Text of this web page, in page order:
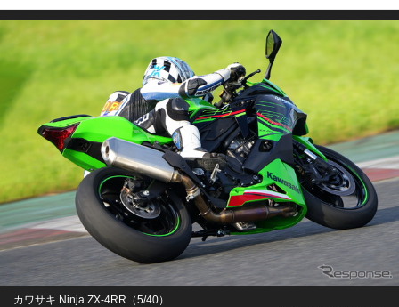
カワサキ Ninja ZX-4RR（5/40）